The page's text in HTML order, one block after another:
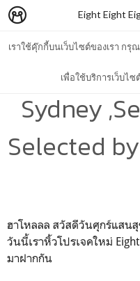
เราใช้คุ๊กกี้บนเว็บไซต์ของเรา ก
เพื่อใช้บริการเว็บไซ
Eight Eight
8 AESOP
Sydney
Selected
ฮาโหลลล สวัสดีวันศุกร์แสน
วันนี้เราหิ้วโปรเจคใหม่
มาฝากกัน